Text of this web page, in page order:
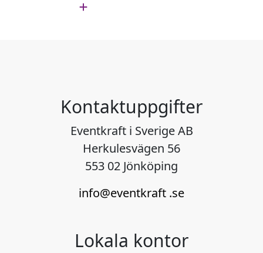
Kontaktuppgifter
Eventkraft i Sverige AB
Herkulesvägen 56
553 02 Jönköping
info@eventkraft .se
Lokala kontor